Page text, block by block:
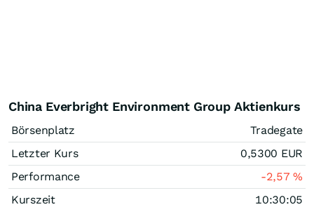
China Everbright Environment Group Aktienkurs
Börsenplatz
Tradegate
Letzter Kurs
0,5300 EUR
Performance
-2,57%
Kurszeit
10:30:05